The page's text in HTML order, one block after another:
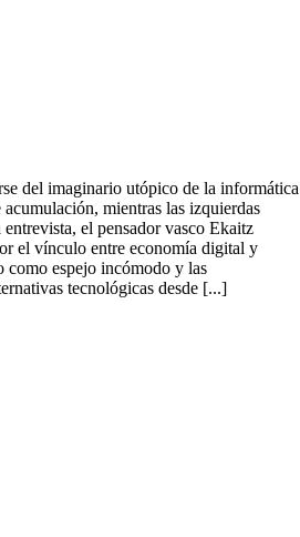
del imaginario utópico de la informática
mientras las izquierdas
entrevista, el pensador vasco Ekaitz
el vínculo entre economía digital y
como espejo incómodo y las
tecnológicas desde [...]